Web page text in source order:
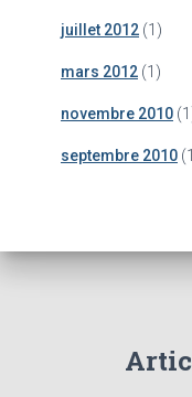
juillet 2012 (1)
mars 2012 (1)
novembre 2010
septembre 2010